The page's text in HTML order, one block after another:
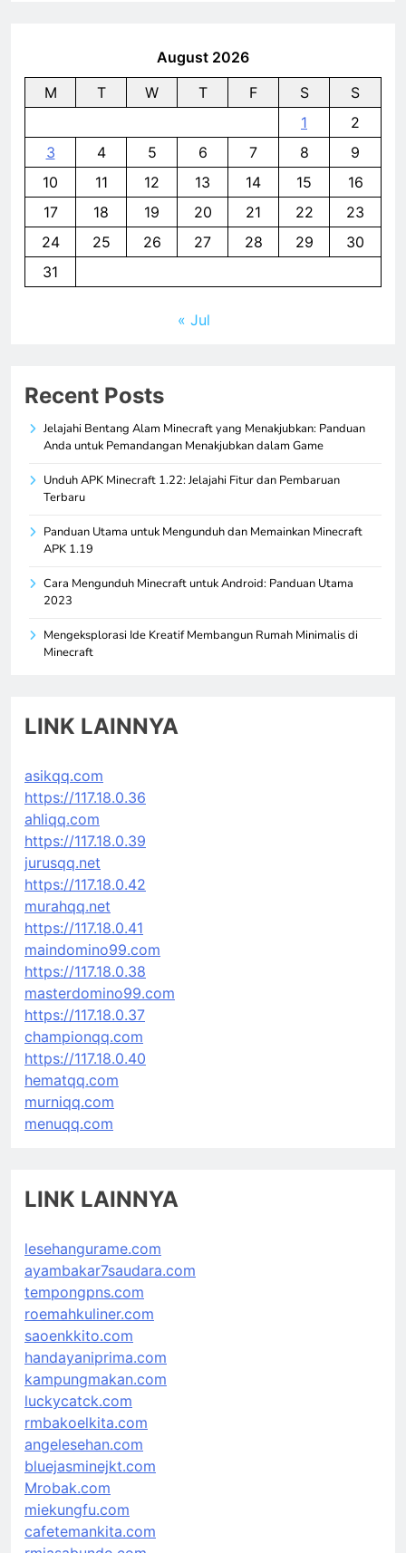
August 2026
M
T W T F S
S
1
2
3
4 5 6 7 8
9
10
11 12 13 14 15
16
17
18 19 20 21 22
23
24
25 26 27 28 29
30
31
« Jul
Recent Posts
Jelajahi Bentang Alam Minecraft yang Menakjubkan: Panduan
Anda untuk Pemandangan Menakjubkan dalam Game
Unduh APK Minecraft 1.22: Jelajahi Fitur dan Pembaruan
Terbaru
Panduan Utama untuk Mengunduh dan Memainkan Minecraft
APK 1.19
Cara Mengunduh Minecraft untuk Android: Panduan Utama
2023
Mengeksplorasi Ide Kreatif Membangun Rumah Minimalis di
Minecraft
LINK LAINNYA
asikqq.com
https://117.18.0.36
ahliqq.com
https://117.18.0.39
jurusqq.net
https://117.18.0.42
murahqq.net
https://117.18.0.41
maindomino99.com
https://117.18.0.38
masterdomino99.com
https://117.18.0.37
championqq.com
https://117.18.0.40
hematqq.com
murniqq.com
menuqq.com
LINK LAINNYA
lesehangurame.com
ayambakar7saudara.com
tempongpns.com
roemahkuliner.com
saoenkkito.com
handayaniprima.com
kampungmakan.com
luckycatck.com
rmbakoelkita.com
angelesehan.com
bluejasminejkt.com
Mrobak.com
miekungfu.com
cafetemankita.com